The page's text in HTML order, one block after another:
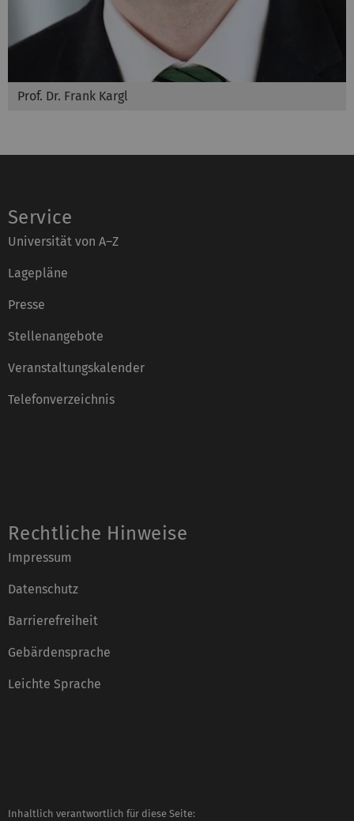
Prof. Dr. Frank Kargl
Service
Universität von A–Z
Lagepläne
Presse
Stellenangebote
Veranstaltungskalender
Telefonverzeichnis
Rechtliche Hinweise
Impressum
Datenschutz
Barrierefreiheit
Gebärdensprache
Leichte Sprache
Inhaltlich verantwortlich für diese Seite: